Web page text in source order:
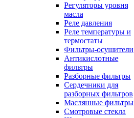
Регуляторы уровня
масла
Реле давления
Реле температуры и
термостаты
Фильтры-осушители
Антикислотные
фильтры
Разборные фильтры
Сердечники для
разборных фильтров
Маслянные фильтры
Смотровые стекла